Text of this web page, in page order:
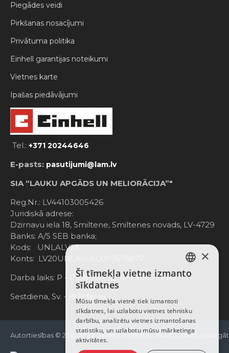
Piegādes veidi
Pirkšanas nosacījumi
Privātuma politika
Einhell garantijas noteikumi
Vietnes karte
Ipašas piedāvājumi
Tel.: +371 20244646
E-pasts: pasutijumi@lam.lv
SIA “LAUKU APGĀDS UN MELIORĀCIJA”"
Reg.Nr.: LV44103005426
Juridiskā adrese:
Dzirnavu iela 18, Smiltene, Smiltenes novads, LV-4729
Banks: A/S SEB banka;
Kods: UNLALV2X
Konts: LV20UNLA0050007676877
Darba laiks: P - Pk. 8:00 - 12:00; 13:00 - 17:00
Sestdiena, Sv. - Brīvdiena
Autortiesības © 2021-2025, www.e-einhell.lv, Visas tiesības
LATVIAN
ENGLISH
×
Šī tīmekļa vietne izmanto
sīkdatnes
Mūsu tīmekļa vietnē tiek izmantoti
sīkdatnes, lai uzlabotu vietnes tehnisku
darbību, analizētu vietnes izmantošanas
statistiku, un uzlabotu mūsu mārketinga
aktivitātes.